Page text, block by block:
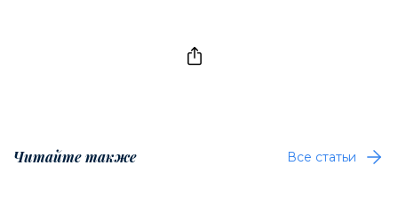
Читайте также Все статьи